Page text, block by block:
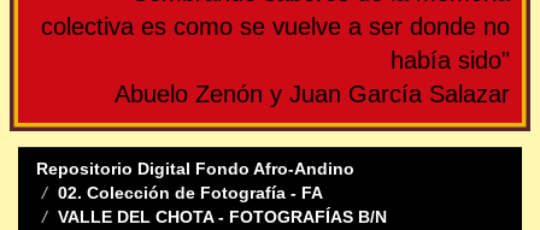
colectiva es como se vuelve a ser donde no
había sido"
Abuelo Zenón y Juan García Salazar
Repositorio Digital Fondo Afro-Andino
02. Colección de Fotografía - FA
VALLE DEL CHOTA - FOTOGRAFÍAS B/N